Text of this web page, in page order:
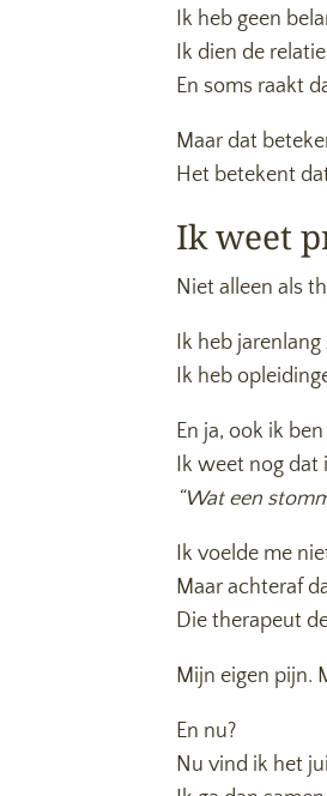
Ik heb geen
Ik dien de
En soms raakt
Maar dat
Het betekent
Ik weet
Niet alleen als
Ik heb
Ik heb
En ja, ook ik
Ik weet nog dat
“Wat een
Ik voelde me
Maar achteraf
Die therapeut
Mijn eigen pijn.
En nu?
Nu vind ik het